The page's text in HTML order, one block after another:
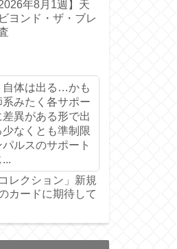
年8月1週】天
ヨンド・ザ・ブレ
自体は出る…かも
みたく各サポー
異がある形で出
なくとも準制限
ルスのサポート
レクション」新規
カードに期待して